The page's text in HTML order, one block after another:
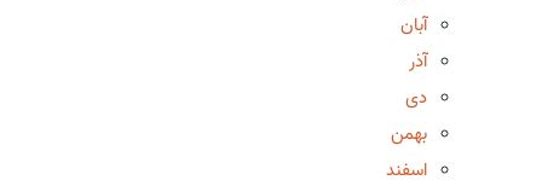
آبان
آذر
دی
بهمن
اسفند